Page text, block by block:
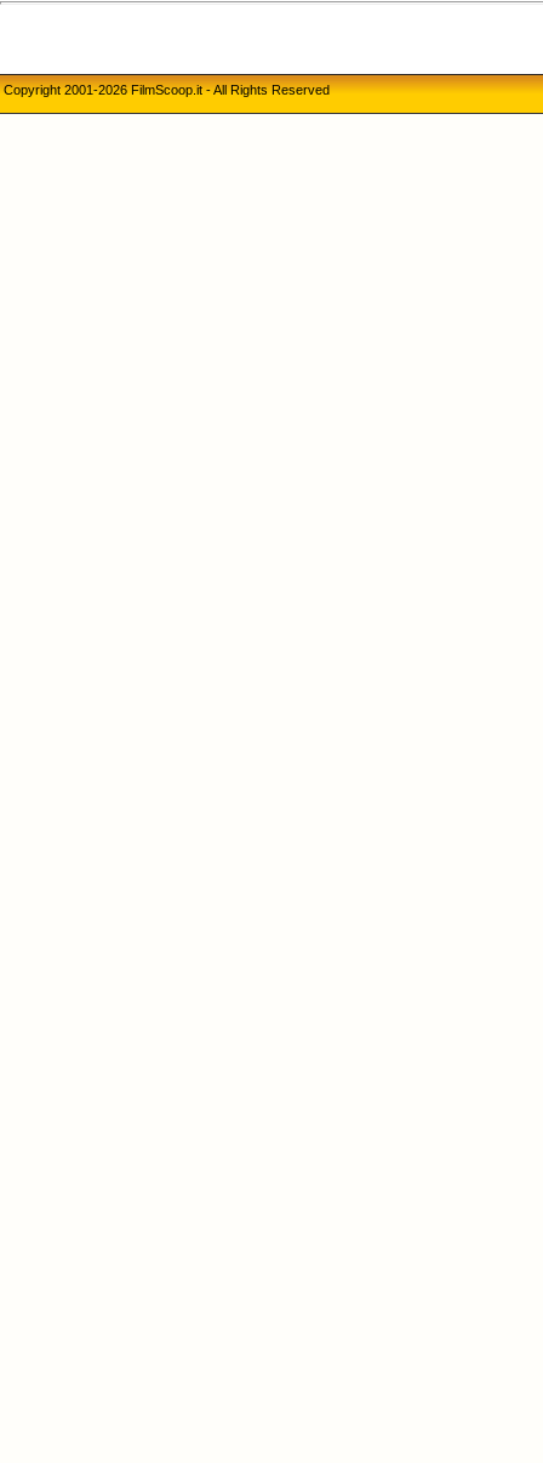
Copyright 2001-2026 FilmScoop.it - All Rights Reserved